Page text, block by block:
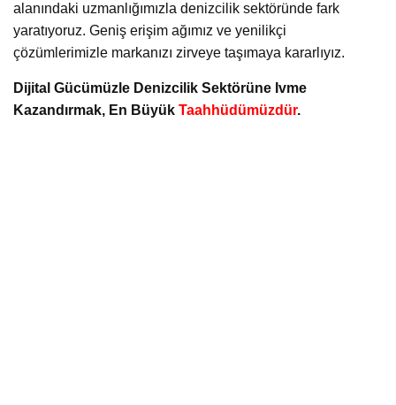
alanındaki uzmanlığımızla denizcilik sektöründe fark
yaratıyoruz. Geniş erişim ağımız ve yenilikçi
çözümlerimizle markanızı zirveye taşımaya kararlıyız.
Dijital Gücümüzle Denizcilik Sektörüne Ivme
Kazandırmak, En Büyük Taahhüdümüzdür.